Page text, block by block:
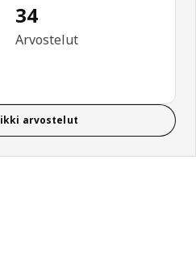
Arvostelut yhteensä: 34
34
Arvostelut
arvostelut